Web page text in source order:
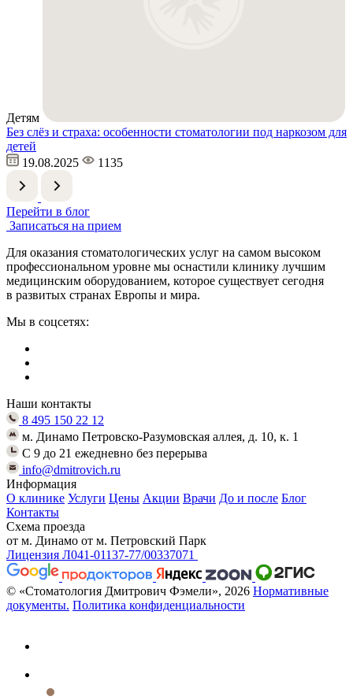
Детям
Без слёз и страха: особенности стоматологии под наркозом для
детей
19.08.2025
1135
Перейти в блог
Записаться на прием
Для оказания стоматологических услуг на самом высоком
профессиональном уровне мы оснастили клинику лучшим
медицинским оборудованием, которое существует сегодня
в развитых странах Европы и мира.
Мы в соцсетях:
Наши контакты
8 495 150 22 12
м. Динамо Петровско-Разумовская аллея, д. 10, к. 1
C 9 до 21 ежедневно без перерыва
info@dmitrovich.ru
Информация
О клинике Услуги Цены Акции Врачи До и после Блог
Контакты
Схема проезда
от м. Динамо от м. Петровский Парк
Лицензия Л041-01137-77/00337071
© «Стоматология Дмитрович Фэмели», 2026 Нормативные
документы. Политика конфиденциальности